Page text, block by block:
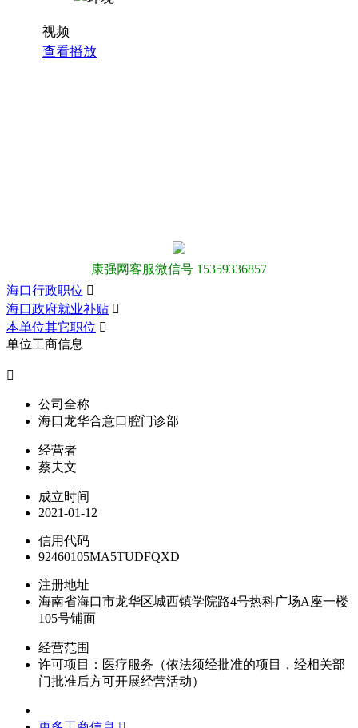
视频
查看播放
康强网客服微信号 15359336857
海口行政职位 
海口政府就业补贴 
本单位其它职位 
单位工商信息

公司全称
海口龙华合意口腔门诊部
经营者
蔡夫文
成立时间
2021-01-12
信用代码
92460105MA5TUDFQXD
注册地址
海南省海口市龙华区城西镇学院路4号热科广场A座一楼
105号铺面
经营范围
许可项目：医疗服务（依法须经批准的项目，经相关部
门批准后方可开展经营活动）